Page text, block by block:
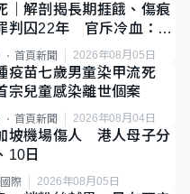
｜解剖揭長期捱餓、傷痕
判囚22年 官斥冷血：同
首頁新聞 2026年08月05日
疫苗七歲男童染甲流死
兒童感染離世個案
首頁新聞 2026年08月04日
坡機場傷人 港人母子分
10日
際 2026年08月05日